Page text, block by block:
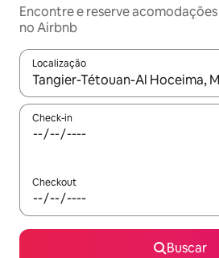
Encontre e reserve
no Airbnb
Localização
Quando os resultados estiverem
Check-in
Checkout
Buscar